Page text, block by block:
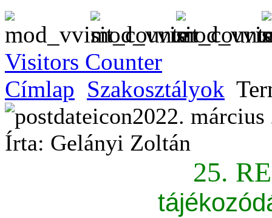
Visitors Counter
Címlap Szakosztályok
2022.
Írta: Gelányi Zoltán
25.